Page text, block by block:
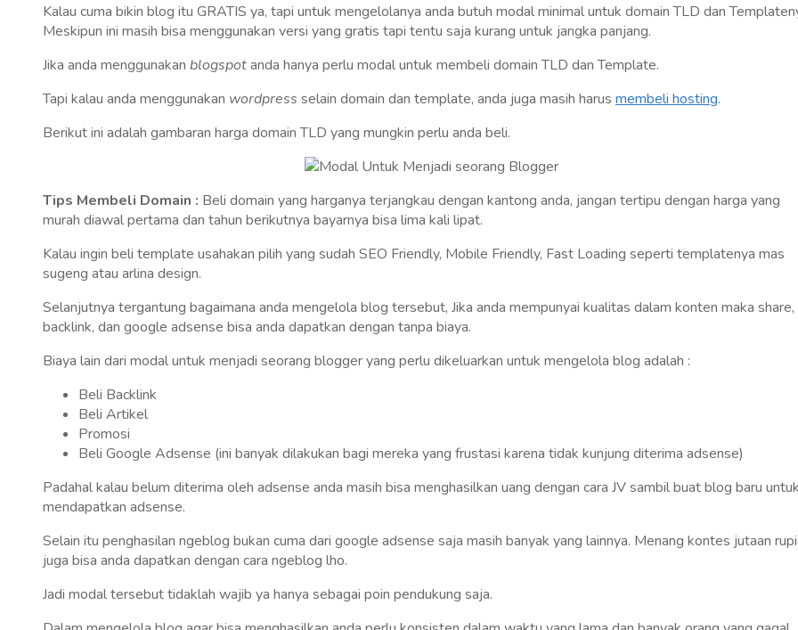
Kalau cuma bikin blog itu GRATIS ya, tapi untuk mengelolanya anda butuh modal minimal untuk domain TLD dan
Meskipun ini masih bisa menggunakan versi yang gratis tapi tentu saja kurang untuk jangka panjang.
Jika anda menggunakan blogspotanda hanya perlu modal untuk membeli domain TLD dan Template.
Tapi kalau anda menggunakan wordpress selain domain dan template, anda juga masih harus membeli hosting.
Berikut ini adalah gambaran harga domain TLD yang mungkin perlu anda beli.
Tips Membeli Domain : Beli domain yang harganya terjangkau dengan kantong anda, jangan tertipu dengan harga yang
murah diawal pertama dan tahun berikutnya bayarnya bisa lima kali lipat.
Kalau ingin beli template usahakan pilih yang sudah SEO Friendly, Mobile Friendly, Fast Loading seperti templatenya mas
sugeng atau arlina design.
Selanjutnya tergantung bagaimana anda mengelola blog tersebut, Jika anda mempunyai kualitas dalam konten maka share,
backlink, dan google adsense bisa anda dapatkan dengan tanpa biaya.
Biaya lain dari modal untuk menjadi seorang blogger yang perlu dikeluarkan untuk mengelola blog adalah :
Beli Backlink
Beli Artikel
Promosi
Beli Google Adsense (ini banyak dilakukan bagi mereka yang frustasi karena tidak kunjung diterima adsense)
Padahal kalau belum diterima oleh adsense anda masih bisa menghasilkan uang dengan cara JV sambil buat blog baru
mendapatkan adsense.
Selain itu penghasilan ngeblog bukan cuma dari google adsense saja masih banyak yang lainnya. Menang kontes jutaan
juga bisa anda dapatkan dengan cara ngeblog lho.
Jadi modal tersebut tidaklah wajib ya hanya sebagai poin pendukung saja.